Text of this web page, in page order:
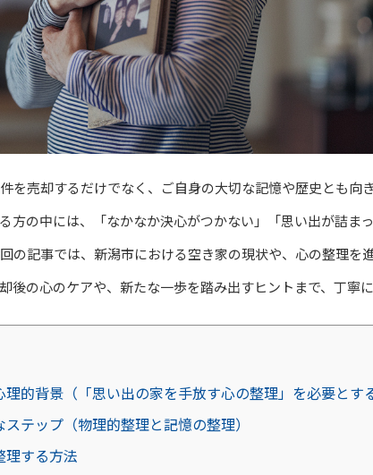
を売却するだけでなく、ご自身の大切な記憶や歴史とも向
方の中には、「なかなか決心がつかない」「思い出が詰まっ
の記事では、新潟市における空き家の現状や、心の整理を
後の心のケアや、新たな一歩を踏み出すヒントまで、丁寧に
的背景（「思い出の家を手放す心の整理」を必要とす
テップ（物理的整理と記憶の整理）
理する方法